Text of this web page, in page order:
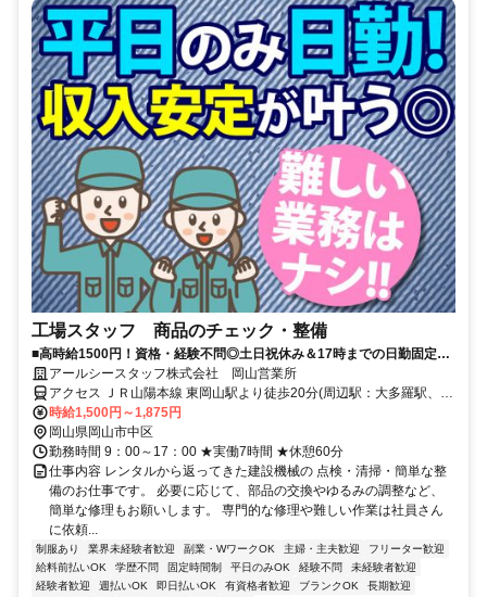
工場スタッフ 商品のチェック・整備
■高時給1500円！資格・経験不問◎土日祝休み＆17時までの日勤固定で
しっかり稼げる♪
アールシースタッフ株式会社 岡山営業所
アクセス ＪＲ山陽本線 東岡山駅より徒歩20分(周辺駅：大多羅駅、上
道駅、高島駅)
時給1,500円～1,875円
岡山県岡山市中区
勤務時間 9：00～17：00 ★実働7時間 ★休憩60分
仕事内容 レンタルから返ってきた建設機械の 点検・清掃・簡単な整
備のお仕事です。 必要に応じて、部品の交換やゆるみの調整など、
簡単な修理もお願いします。 専門的な修理や難しい作業は社員さん
に依頼...
制服あり 業界未経験者歓迎 副業・WワークOK 主婦・主夫歓迎
フリーター歓迎
給料前払いOK
学歴不問 固定時間制 平日のみOK 経験不問
未経験者歓迎
経験者歓迎
週払いOK 即日払いOK 有資格者歓迎 ブランクOK
長期歓迎